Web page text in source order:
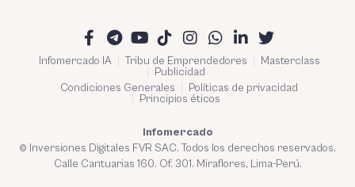
Infomercado IA Tribu de Emprendedores
Masterclass
Publicidad
Condiciones Generales
Políticas de privacidad
Principios éticos
Infomercado
© Inversiones Digitales FVR SAC. Todos los derechos reservados.
Calle Cantuarias 160. Of. 301. Miraflores, Lima-Perú.